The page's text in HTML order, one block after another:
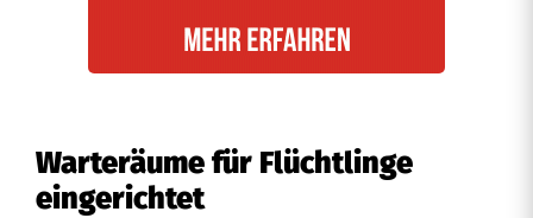
Warteräume für Flüchtlinge
eingerichtet